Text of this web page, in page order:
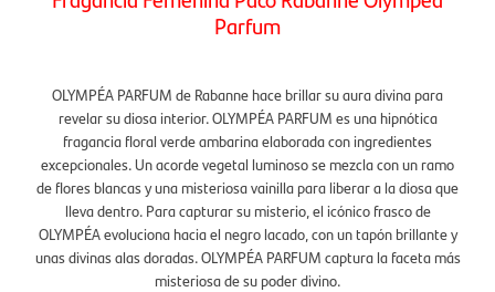
Parfum
OLYMPÉA PARFUM de Rabanne hace brillar su aura divina para
revelar su diosa interior. OLYMPÉA PARFUM es una hipnótica
fragancia floral verde ambarina elaborada con ingredientes
excepcionales. Un acorde vegetal luminoso se mezcla con un ramo
de flores blancas y una misteriosa vainilla para liberar a la diosa que
lleva dentro. Para capturar su misterio, el icónico frasco de
OLYMPÉA evoluciona hacia el negro lacado, con un tapón brillante y
unas divinas alas doradas. OLYMPÉA PARFUM captura la faceta más
misteriosa de su poder divino.